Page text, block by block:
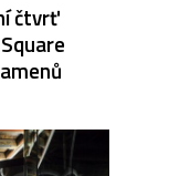
čtvrť